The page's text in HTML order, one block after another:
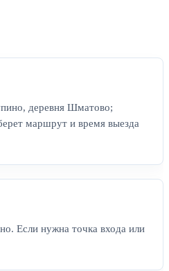
деревня Шматово;
маршрут и время выезда
Если нужна точка входа или